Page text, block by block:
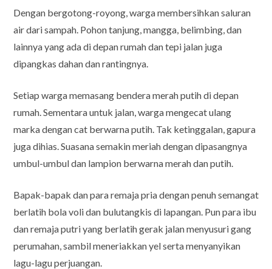
Dengan bergotong-royong, warga membersihkan saluran
air dari sampah. Pohon tanjung, mangga, belimbing, dan
lainnya yang ada di depan rumah dan tepi jalan juga
dipangkas dahan dan rantingnya.
Setiap warga memasang bendera merah putih di depan
rumah. Sementara untuk jalan, warga mengecat ulang
marka dengan cat berwarna putih. Tak ketinggalan, gapura
juga dihias. Suasana semakin meriah dengan dipasangnya
umbul-umbul dan lampion berwarna merah dan putih.
Bapak-bapak dan para remaja pria dengan penuh semangat
berlatih bola voli dan bulutangkis di lapangan. Pun para ibu
dan remaja putri yang berlatih gerak jalan menyusuri gang
perumahan, sambil meneriakkan yel serta menyanyikan
lagu-lagu perjuangan.